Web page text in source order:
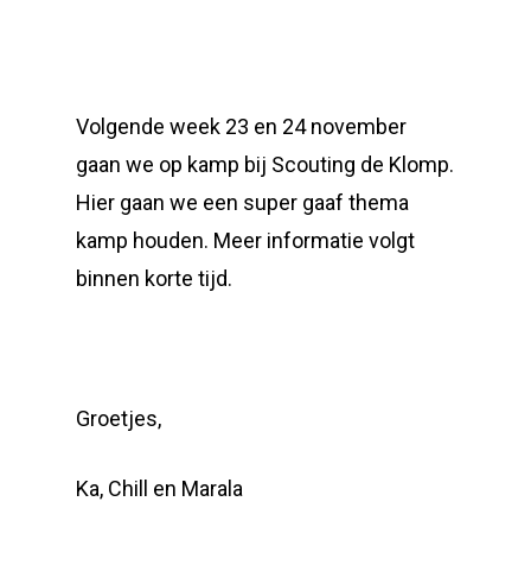
Volgende week 23 en 24 november
gaan we op kamp bij Scouting de Klomp.
Hier gaan we een super gaaf thema
kamp houden. Meer informatie volgt
binnen korte tijd.
Groetjes,
Ka, Chill en Marala